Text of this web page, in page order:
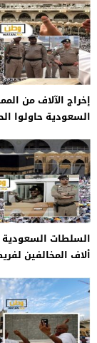
إخراج الآلاف من
السعودية حاولوا
السلطات
ألاف المخالفين